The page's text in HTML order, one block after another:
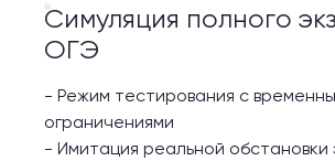
Симуляция полного
ОГЭ
- Режим тестирования с
ограничениями
- Имитация реальной обстановки